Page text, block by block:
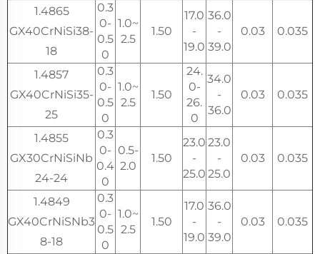
1.4865
GX40CrNiSi38-
18
0.3
0-
0.5
0
1.0~
2.5
1.50
17.0
-
19.0
36.0
-
39.0
0.03 0.035
1.4857
GX40CrNiSi35-
25
0.3
0-
0.5
0
1.0~
2.5
1.50
24.
0-
26.
0
34.0
-
36.0
0.03 0.035
1.4855
GX30CrNiSiNb
24-24
0.3
0-
0.4
0
0.5-
2.0
1.50
23.0
-
25.0
23.0
-
25.0
0.03 0.035
1.4849
GX40CrNiSNb3
8-18
0.3
0-
0.5
0
1.0~
2.5
1.50
17.0
-
19.0
36.0
-
39.0
0.03 0.035